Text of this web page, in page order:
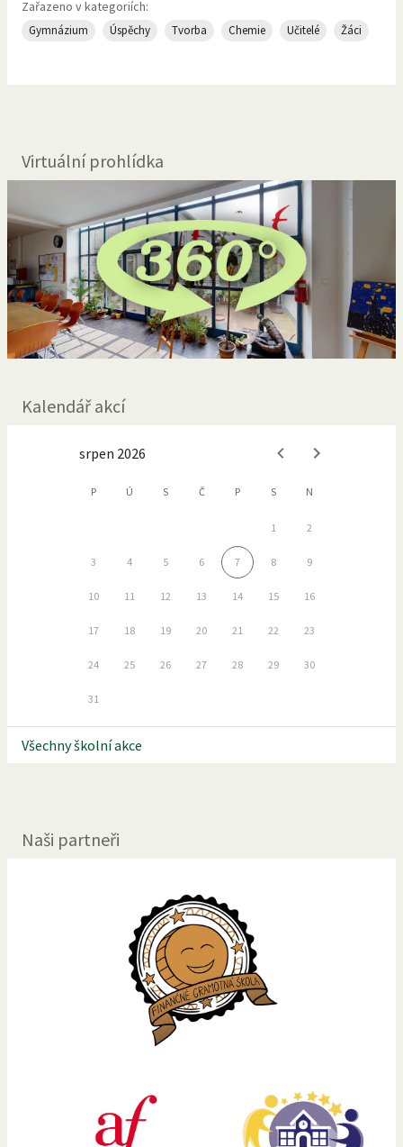
Zařazeno v kategoriích:
Gymnázium Úspěchy Tvorba Chemie Učitelé Žáci
Virtuální prohlídka
Kalendář akcí
srpen 2026
P Ú S Č P S N
1 2
3 4 5 6 7 8 9
10 11 12 13 14 15 16
17 18 19 20 21 22 23
24 25 26 27 28 29 30
31
Všechny školní akce
Naši partneři